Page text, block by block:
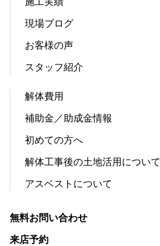
現場ブログ
お客様の声
スタッフ紹介
解体費用
補助金／助成金情報
初めての方へ
解体工事後の土地活用について
アスベストについて
無料お問い合わせ
来店予約